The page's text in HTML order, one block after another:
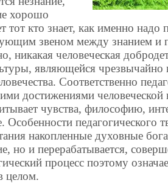
хорошо
кто знает, как именно надо
звеном между знанием и
никакая человеческая
являющейся
Соответственно
достижениями человеческой
чувства, философию,
Особенности педагогического
накопленные духовные
но и перерабатывается,
процесс поэтому
целом.